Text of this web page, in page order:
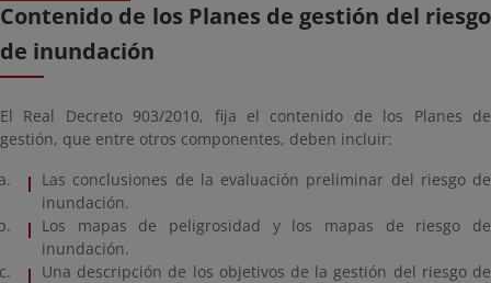
Contenido de los Planes de gestión del riesgo
de inundación
El Real Decreto 903/2010, fija el contenido de los Planes de
gestión, que entre otros componentes, deben incluir:
Las conclusiones de la evaluación preliminar del riesgo de
inundación.
Los mapas de peligrosidad y los mapas de riesgo de
inundación.
Una descripción de los objetivos de la gestión del riesgo de